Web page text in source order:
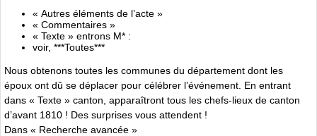
« Autres éléments de l’acte »
« Commentaires »
« Texte » entrons M* :
voir, ***Toutes***
Nous obtenons toutes les communes du département dont les
époux ont dû se déplacer pour célébrer l’événement. En entrant
dans « Texte » canton, apparaîtront tous les chefs-lieux de canton
d’avant 1810 ! Des surprises vous attendent !
Dans « Recherche avancée »